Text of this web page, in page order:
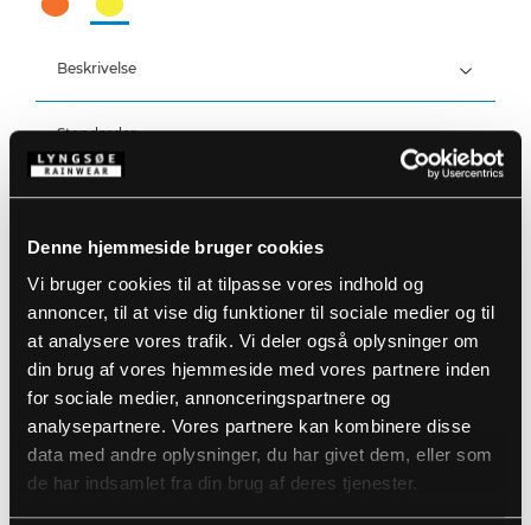
Denne hjemmeside bruger cookies
Vi bruger cookies til at tilpasse vores indhold og
annoncer, til at vise dig funktioner til sociale medier og til
at analysere vores trafik. Vi deler også oplysninger om
din brug af vores hjemmeside med vores partnere inden
for sociale medier, annonceringspartnere og
analysepartnere. Vores partnere kan kombinere disse
data med andre oplysninger, du har givet dem, eller som
de har indsamlet fra din brug af deres tjenester.
Beskrivelse
100% Polyester, PU belægning, 210 g/m²
Vind- og vandtæt
Standarder
Detaljer
Elastik i taljen
Trykknapjustering ved ankler
Varenummer: FR-LR52-WOMAN-53
EAN: 5708217962801
Vaskeanvisninger
Plejeinstruktioner:
DOWNLOAD PRODUKTBLAD